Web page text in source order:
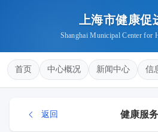
上海市健康促
Shanghai Municipal Center for
首页 中心概况 新闻中心 信
返回 健康服务